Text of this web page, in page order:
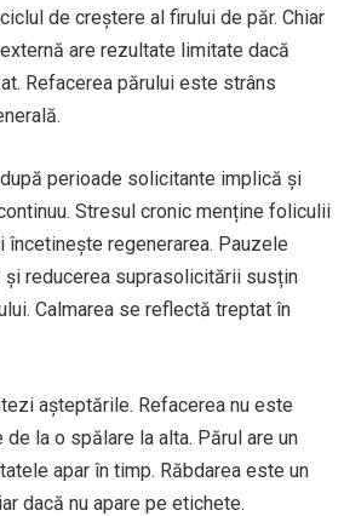
de creștere al firului de păr. Chiar
are rezultate limitate dacă
Refacerea părului este strâns
perioade solicitante implică și
Stresul cronic menține foliculii
regenerarea. Pauzele
și reducerea suprasolicitării susțin
Calmarea se reflectă treptat în
așteptările. Refacerea nu este
la o spălare la alta. Părul are un
apar în timp. Răbdarea este un
dacă nu apare pe etichete.